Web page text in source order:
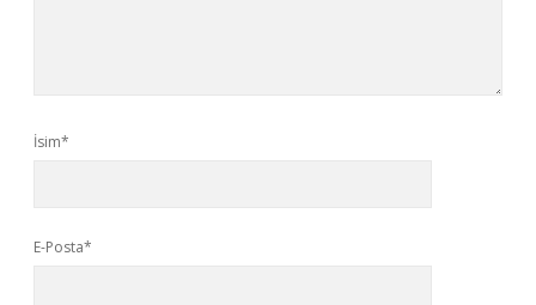
İsim*
E-Posta*